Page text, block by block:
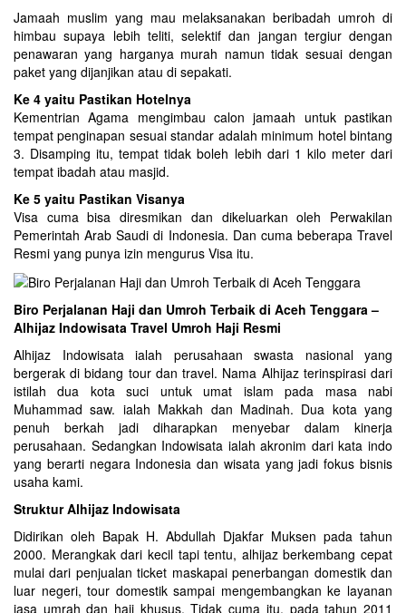
Jamaah muslim yang mau melaksanakan beribadah umroh di
himbau supaya lebih teliti, selektif dan jangan tergiur dengan
penawaran yang harganya murah namun tidak sesuai dengan
paket yang dijanjikan atau di sepakati.
Ke 4 yaitu Pastikan Hotelnya
Kementrian Agama mengimbau calon jamaah untuk pastikan
tempat penginapan sesuai standar adalah minimum hotel bintang
3. Disamping itu, tempat tidak boleh lebih dari 1 kilo meter dari
tempat ibadah atau masjid.
Ke 5 yaitu Pastikan Visanya
Visa cuma bisa diresmikan dan dikeluarkan oleh Perwakilan
Pemerintah Arab Saudi di Indonesia. Dan cuma beberapa Travel
Resmi yang punya izin mengurus Visa itu.
Biro Perjalanan Haji dan Umroh Terbaik di Aceh Tenggara –
Alhijaz Indowisata Travel Umroh Haji Resmi
Alhijaz Indowisata ialah perusahaan swasta nasional yang
bergerak di bidang tour dan travel. Nama Alhijaz terinspirasi dari
istilah dua kota suci untuk umat islam pada masa nabi
Muhammad saw. ialah Makkah dan Madinah. Dua kota yang
penuh berkah jadi diharapkan menyebar dalam kinerja
perusahaan. Sedangkan Indowisata ialah akronim dari kata indo
yang berarti negara Indonesia dan wisata yang jadi fokus bisnis
usaha kami.
Struktur Alhijaz Indowisata
Didirikan oleh Bapak H. Abdullah Djakfar Muksen pada tahun
2000. Merangkak dari kecil tapi tentu, alhijaz berkembang cepat
mulai dari penjualan ticket maskapai penerbangan domestik dan
luar negeri, tour domestik sampai mengembangkan ke layanan
jasa umrah dan haji khusus. Tidak cuma itu, pada tahun 2011